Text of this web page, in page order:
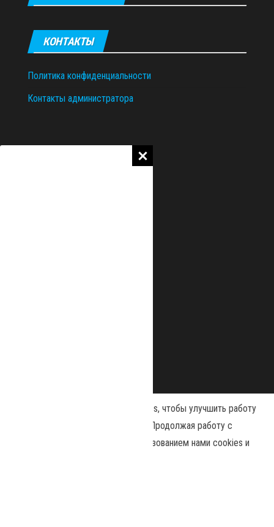
КОНТАКТЫ
Политика конфиденциальности
Контакты администратора
Наш сайт использует файлы cookies, чтобы улучшить работу
и повысить эффективность сайта. Продолжая работу с
сайтом, вы соглашаетесь с использованием нами cookies и